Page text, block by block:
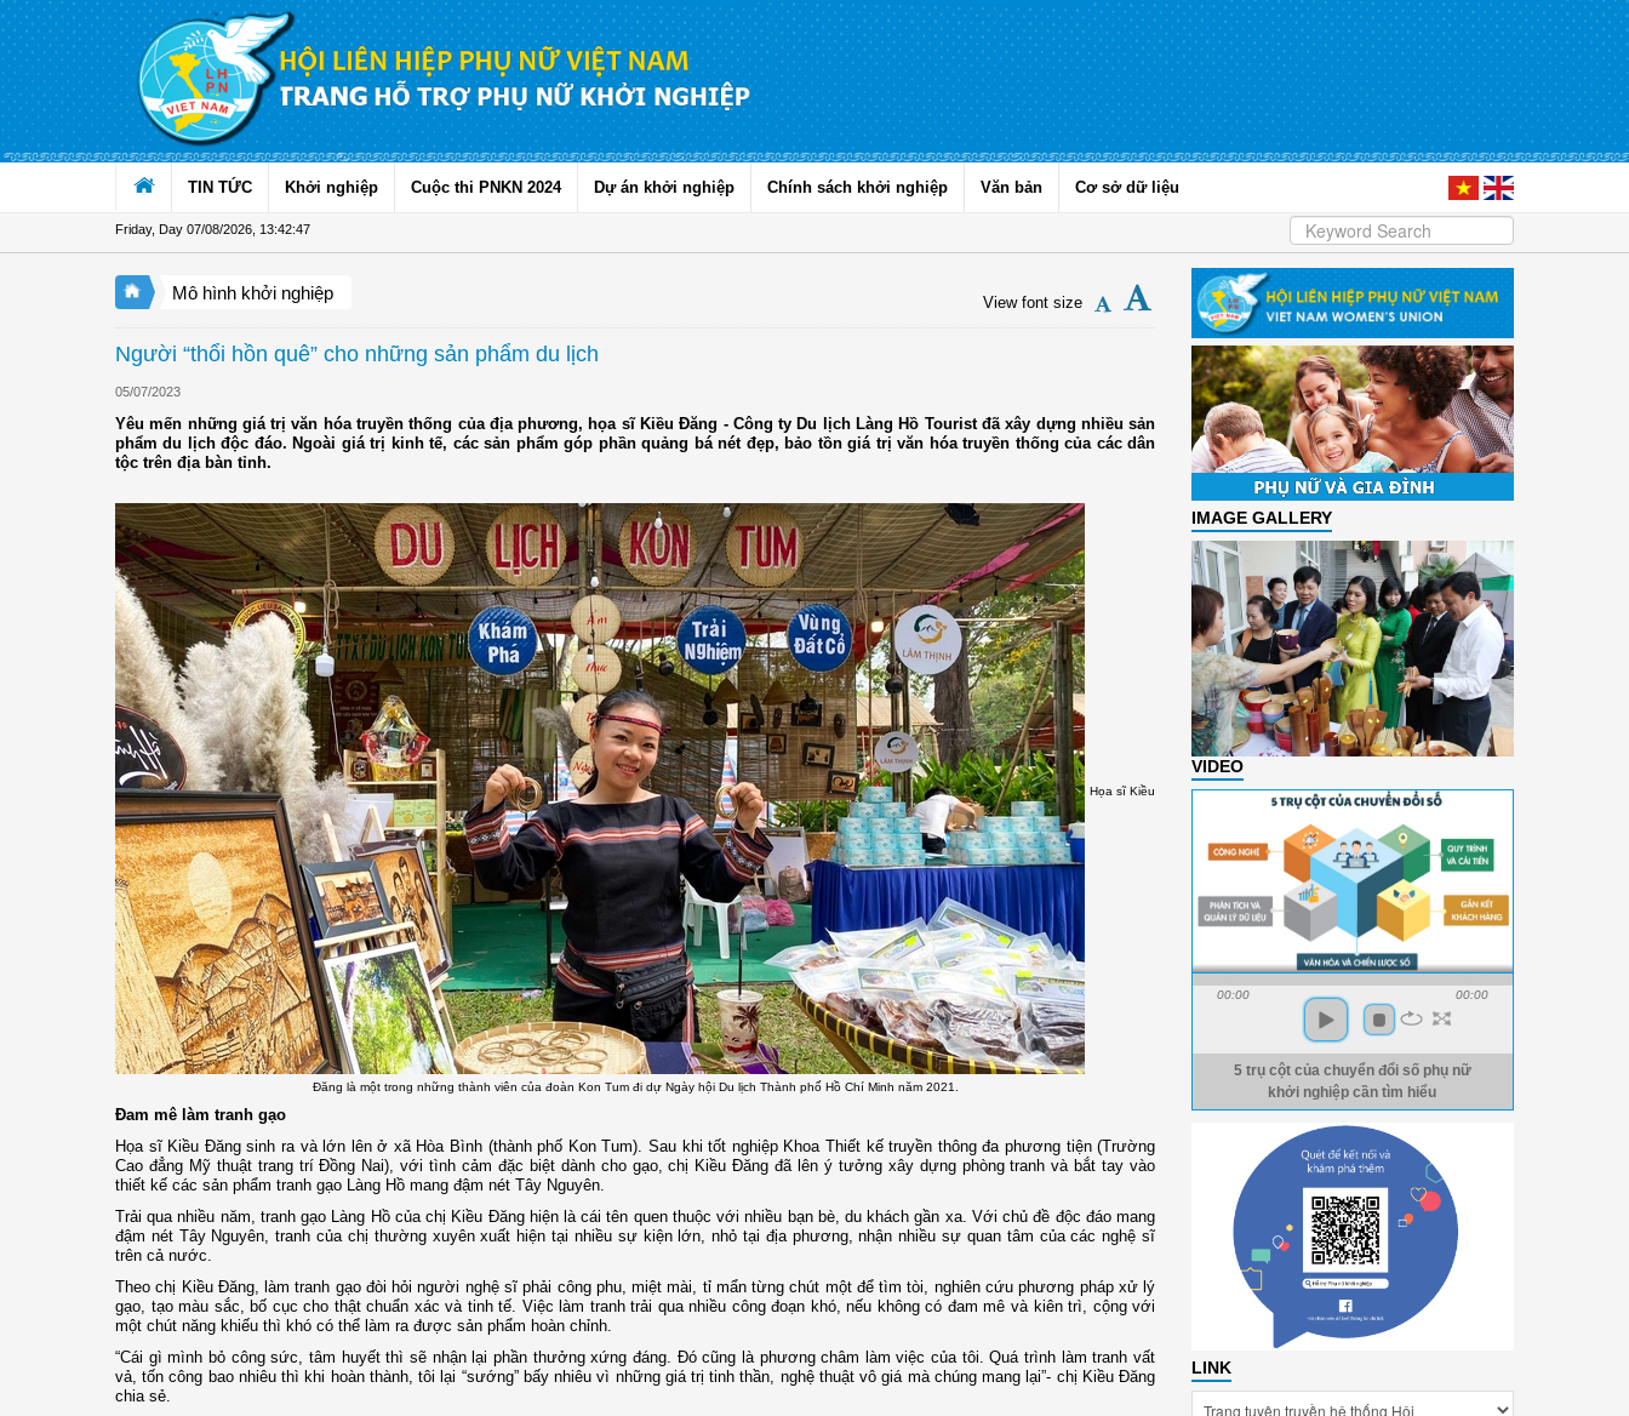
Skip to Content
TIN TỨC Khởi nghiệp Cuộc thi PNKN 2024 Dự án khởi nghiệp Chính sách khởi nghiệp Văn bản Cơ sở dữ liệu
Friday, Day 07/08/2026 13:42:48
Mô hình khởi nghiệp View font size
Người “thổi hồn quê” cho những sản phẩm du lịch
05/07/2023
Yêu mến những giá trị văn hóa truyền thống của địa phương, họa sĩ Kiều Đăng - Công ty Du lịch Làng Hồ Tourist đã xây dựng nhiều sản
phẩm du lịch độc đáo. Ngoài giá trị kinh tế, các sản phẩm góp phần quảng bá nét đẹp, bảo tồn giá trị văn hóa truyền thống của các dân
tộc trên địa bàn tỉnh.
Họa sĩ Kiều
Đăng là một trong những thành viên của đoàn Kon Tum đi dự Ngày hội Du lịch Thành phố Hồ Chí Minh năm 2021.
Đam mê làm tranh gạo
Họa sĩ Kiều Đăng sinh ra và lớn lên ở xã Hòa Bình (thành phố Kon Tum). Sau khi tốt nghiệp Khoa Thiết kế truyền thông đa phương tiện (Trường
Cao đẳng Mỹ thuật trang trí Đồng Nai), với tình cảm đặc biệt dành cho gạo, chị Kiều Đăng đã lên ý tưởng xây dựng phòng tranh và bắt tay vào
thiết kế các sản phẩm tranh gạo Làng Hồ mang đậm nét Tây Nguyên.
Trải qua nhiều năm, tranh gạo Làng Hồ của chị Kiều Đăng hiện là cái tên quen thuộc với nhiều bạn bè, du khách gần xa. Với chủ đề độc đáo mang
đậm nét Tây Nguyên, tranh của chị thường xuyên xuất hiện tại nhiều sự kiện lớn, nhỏ tại địa phương, nhận nhiều sự quan tâm của các nghệ sĩ
trên cả nước.
Theo chị Kiều Đăng, làm tranh gạo đòi hỏi người nghệ sĩ phải công phu, miệt mài, tỉ mẩn từng chút một để tìm tòi, nghiên cứu phương pháp xử lý
gạo, tạo màu sắc, bố cục cho thật chuẩn xác và tinh tế. Việc làm tranh trải qua nhiều công đoạn khó, nếu không có đam mê và kiên trì, cộng với
một chút năng khiếu thì khó có thể làm ra được sản phẩm hoàn chỉnh.
“Cái gì mình bỏ công sức, tâm huyết thì sẽ nhận lại phần thưởng xứng đáng. Đó cũng là phương châm làm việc của tôi. Quá trình làm tranh vất
vả, tốn công bao nhiêu thì khi hoàn thành, tôi lại “sướng” bấy nhiêu vì những giá trị tinh thần, nghệ thuật vô giá mà chúng mang lại”- chị Kiều Đăng
chia sẻ.
IMAGE GALLERY
VIDEO
00:00 00:00
5 trụ cột của chuyển đổi số phụ nữ
khởi nghiệp cần tìm hiểu
LINK